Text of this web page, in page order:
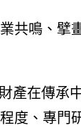
共鳴、擘
產在傳承
度、專門